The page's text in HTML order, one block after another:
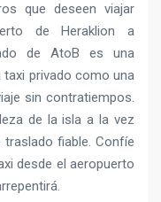
que deseen viajar
de Heraklion a
de AtoB es una
privado como una
sin contratiempos.
de la isla a la vez
traslado fiable. Confíe
desde el aeropuerto